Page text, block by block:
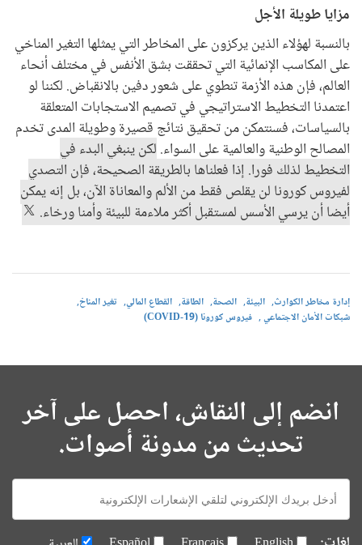
مزايا طويلة الأجل
بالنسبة لهؤلاء الذين يركزون على المخاطر التي يمثلها التغير المناخي
على المكاسب الإنمائية التي تحققت بشق الأنفس في مختلف أنحاء
العالم، فإن هذه الأزمة تنطوي على شعور دفين بالانقباض. لكننا لو
اعتمدنا التخطيط الاستراتيجي في تصميم الاستجابات المتعلقة
بالسياسات، فسنتمكن من تحقيق نتائج قصيرة وطويلة المدى تخدم
المصالح الوطنية والعالمية على السواء. لكن ينبغي البدء في
التخطيط لذلك فورا. إذا فعلناها بالطريقة الصحيحة، فإن التصدي
لفيروس كورونا لن يقلص فقط من الألم والمعاناة الآن، بل إنه يمكن
أيضا أن يرسي الأسس لمستقبل أكثر ملاءمة للبيئة وأمنا ورخاء.
إدارة مخاطر الكوارث البيئة الصحة الطاقة القطاع المالي تغير المناخ
شبكات الأمان الاجتماعي
فيروس كورونا (COVID-19)
انضم إلى النقاش، احصل على آخر
تحديث من مدونة أصوات.
E-
mail: